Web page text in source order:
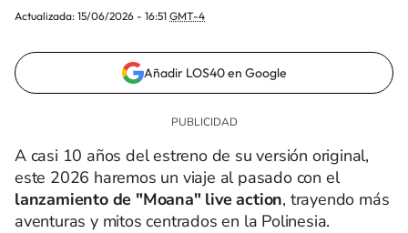
Actualizada: 15/06/2026 - 16:51 GMT-4
Añadir LOS40 en Google
A casi 10 años del estreno de su versión original,
este 2026 haremos un viaje al pasado con el
lanzamiento de "Moana" live action, trayendo más
aventuras y mitos centrados en la Polinesia.